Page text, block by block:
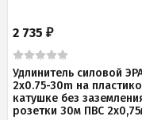
2 735 ₽
Удлинитель силовой
2x0.75-30m на
катушке без
розетки 30м ПВС